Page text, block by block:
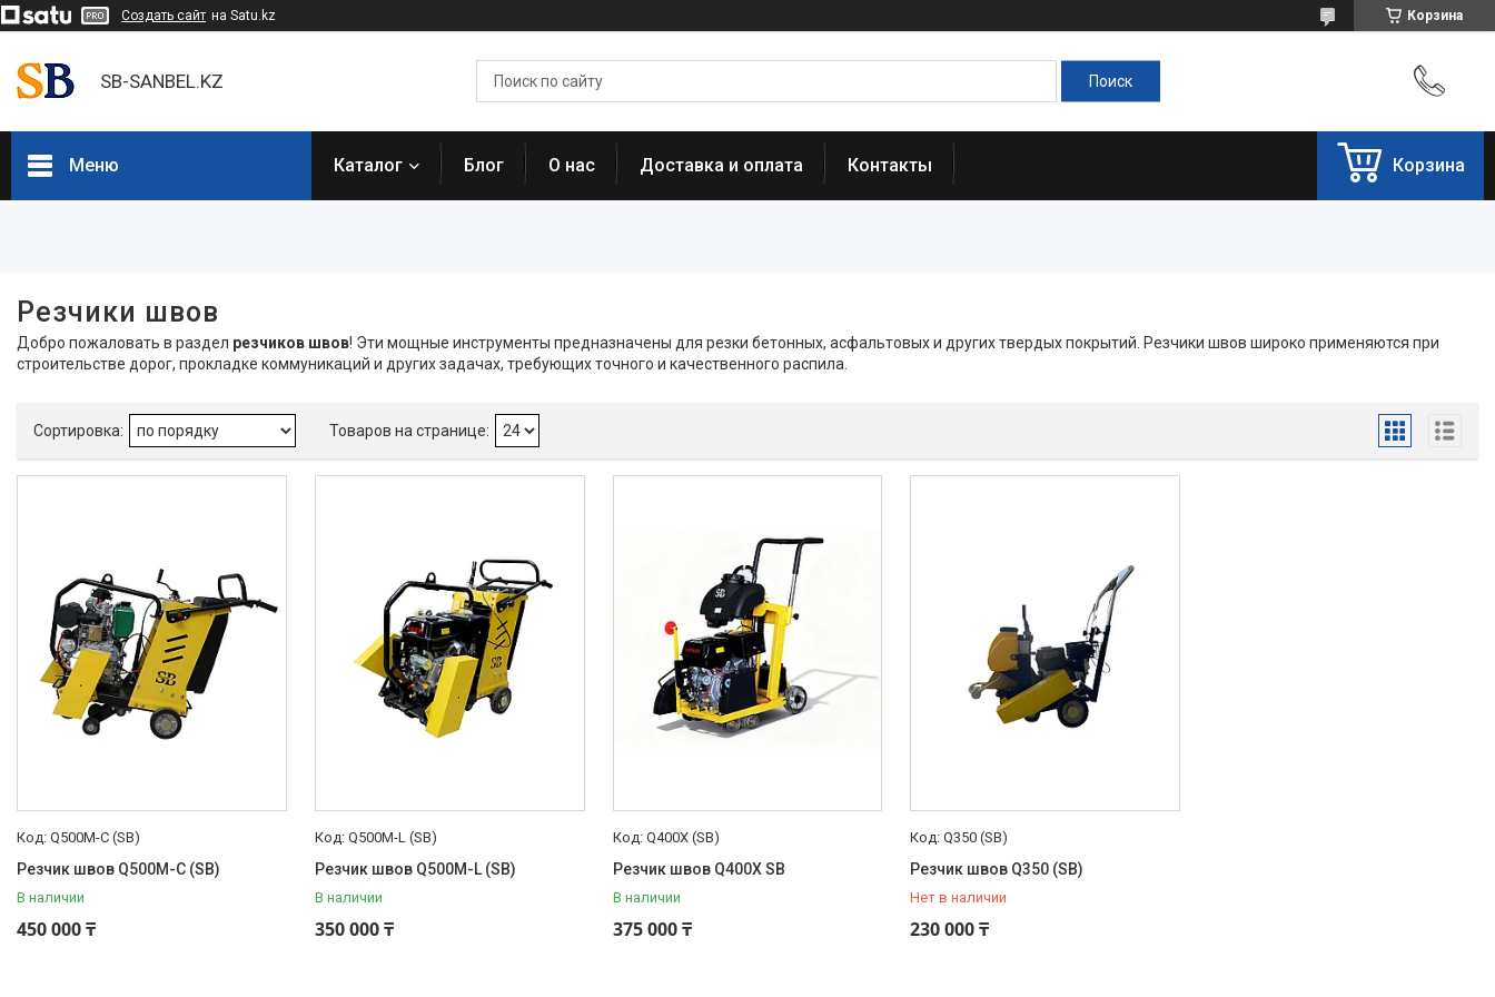
Создать сайт на Satu.kz Корзина
SB-SANBEL.KZ
Меню
Наличие
В наличии 3
техника
Компрессоры
Генераторы
Сварочное оборудование
Грузоподъемное
оборудование
Станки
Садовая техника и инструмент
Климатическая техника
Каталог Блог О нас Доставка и оплата Контакты Корзина
Резчики швов
Добро пожаловать в раздел резчиков швов! Эти мощные инструменты предназначены для резки бетонных, асфальтовых и других твердых покрытий. Резчики швов широко применяются при
строительстве дорог, прокладке коммуникаций и других задачах, требующих точного и качественного распила.
Q500M-C (SB)
Резчик швов Q500M-C (SB)
В наличии
450 000 ₸
Q500M-L (SB)
Резчик швов Q500M-L (SB)
В наличии
350 000 ₸
Q400X (SB)
Резчик швов Q400X SB
В наличии
375 000 ₸
Q350 (SB)
Резчик швов Q350 (SB)
Нет в наличии
230 000 ₸
+7 (775) 007-53-28